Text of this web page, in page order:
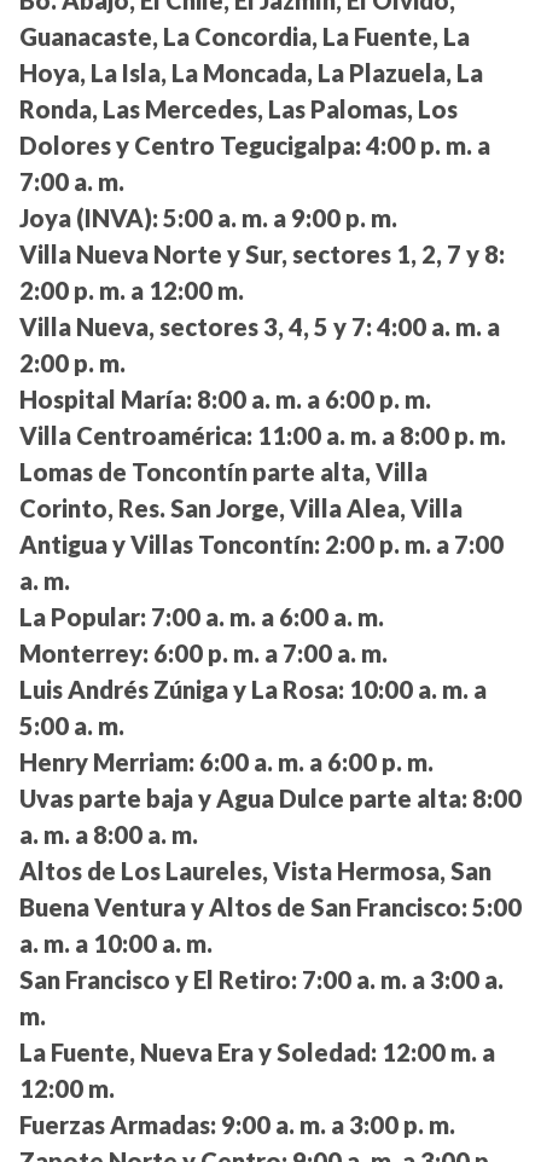
Guanacaste, La Concordia, La Fuente, La
Hoya, La Isla, La Moncada, La Plazuela, La
Ronda, Las Mercedes, Las Palomas, Los
Dolores y Centro Tegucigalpa: 4:00 p. m. a
7:00 a. m.
Joya (INVA): 5:00 a. m. a 9:00 p. m.
Villa Nueva Norte y Sur, sectores 1, 2, 7 y 8:
2:00 p. m. a 12:00 m.
Villa Nueva, sectores 3, 4, 5 y 7: 4:00 a. m. a
2:00 p. m.
Hospital María: 8:00 a. m. a 6:00 p. m.
Villa Centroamérica: 11:00 a. m. a 8:00 p. m.
Lomas de Toncontín parte alta, Villa
Corinto, Res. San Jorge, Villa Alea, Villa
Antigua y Villas Toncontín: 2:00 p. m. a 7:00
a. m.
La Popular: 7:00 a. m. a 6:00 a. m.
Monterrey: 6:00 p. m. a 7:00 a. m.
Luis Andrés Zúniga y La Rosa: 10:00 a. m. a
5:00 a. m.
Henry Merriam: 6:00 a. m. a 6:00 p. m.
Uvas parte baja y Agua Dulce parte alta: 8:00
a. m. a 8:00 a. m.
Altos de Los Laureles, Vista Hermosa, San
Buena Ventura y Altos de San Francisco: 5:00
a. m. a 10:00 a. m.
San Francisco y El Retiro: 7:00 a. m. a 3:00 a.
m.
La Fuente, Nueva Era y Soledad: 12:00 m. a
12:00 m.
Fuerzas Armadas: 9:00 a. m. a 3:00 p. m.